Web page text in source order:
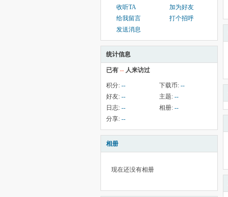
收听TA
加为好友
给我留言
打个招呼
发送消息
统计信息
已有 -- 人来访过
积分: -- 下载币: --
好友: -- 主题: --
日志: -- 相册: --
分享: --
相册
现在还没有相册